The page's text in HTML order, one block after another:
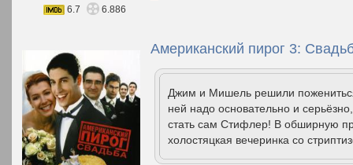
6.7
6.886
Американский пирог 3:
Джим и Мишель решили
ней надо основательно и
стать сам Стифлер! В обширную
холостяцкая вечеринка со